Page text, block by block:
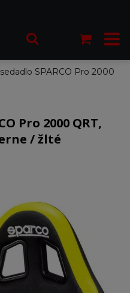
SPARCO Pro 2000
Pro 2000 QRT,
/ žlté